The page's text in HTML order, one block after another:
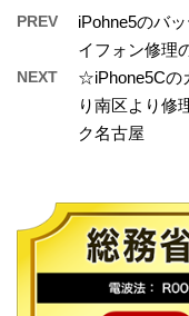
PREV
iPohne5のバ
イフォン修理
NEXT
☆iPhone5Cの
り南区より修
ク名古屋